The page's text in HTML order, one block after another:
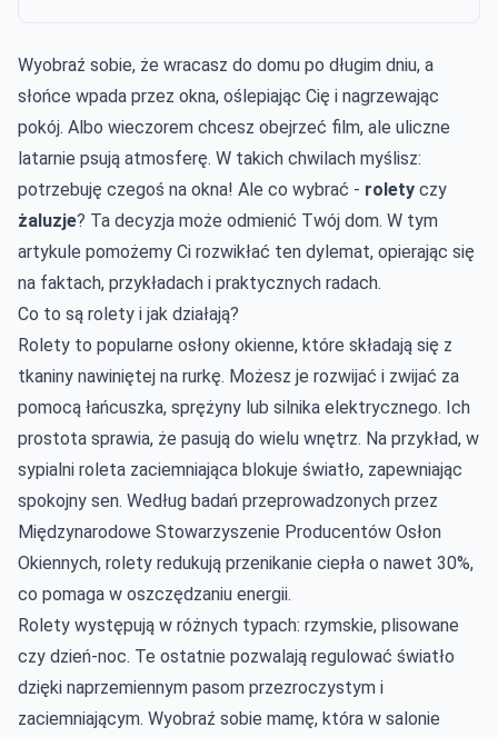
Wyobraź sobie, że wracasz do domu po długim dniu, a
słońce wpada przez okna, oślepiając Cię i nagrzewając
pokój. Albo wieczorem chcesz obejrzeć film, ale uliczne
latarnie psują atmosferę. W takich chwilach myślisz:
potrzebuję czegoś na okna! Ale co wybrać - rolety czy
żaluzje? Ta decyzja może odmienić Twój dom. W tym
artykule pomożemy Ci rozwikłać ten dylemat, opierając się
na faktach, przykładach i praktycznych radach.
Co to są rolety i jak działają?
Rolety to popularne osłony okienne, które składają się z
tkaniny nawiniętej na rurkę. Możesz je rozwijać i zwijać za
pomocą łańcuszka, sprężyny lub silnika elektrycznego. Ich
prostota sprawia, że pasują do wielu wnętrz. Na przykład, w
sypialni roleta zaciemniająca blokuje światło, zapewniając
spokojny sen. Według badań przeprowadzonych przez
Międzynarodowe Stowarzyszenie Producentów Osłon
Okiennych, rolety redukują przenikanie ciepła o nawet 30%,
co pomaga w oszczędzaniu energii.
Rolety występują w różnych typach: rzymskie, plisowane
czy dzień-noc. Te ostatnie pozwalają regulować światło
dzięki naprzemiennym pasom przezroczystym i
zaciemniającym. Wyobraź sobie mamę, która w salonie